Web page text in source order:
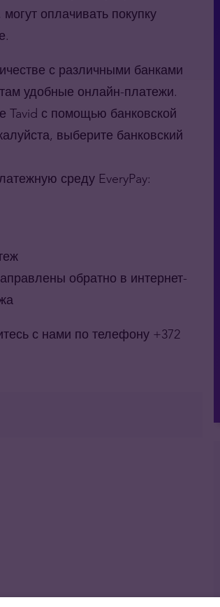
оплачивать покупку
с различными банками
удобные онлайн-платежи.
Tavid с помощью банковской
выберите банковский
среду EveryPay:
обратно в интернет-
с нами по телефону +372